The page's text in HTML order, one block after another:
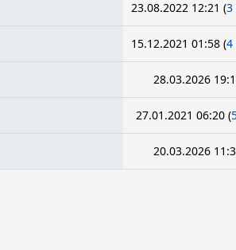
23.08.2022 12:21 (3
15.12.2021 01:58 (4
28.03.2026
27.01.2021 06:20 (
20.03.2026